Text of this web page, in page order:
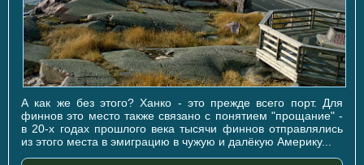
А как же без этого? Ханко - это прежде всего порт. Для
финнов это место также связано с понятием "прощание" -
в 20-х годах прошлого века тысячи финнов отправлялись
из этого места в эмиграцию в чужую и далёкую Америку...